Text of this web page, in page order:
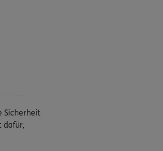
Sicherheit
dafür,